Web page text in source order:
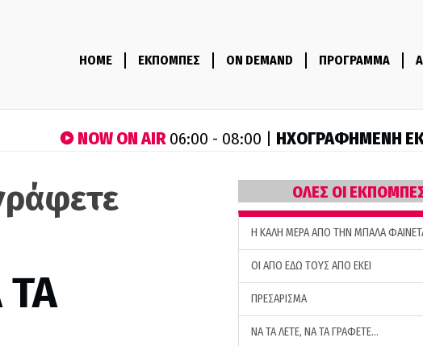
HOME ΕΚΠΟΜΠΕΣ ON DEMAND ΠΡΟΓΡΑΜΜΑ
NOW ON AIR06:00 - 08:00 | ΗΧΟΓΡΑΦΗΜΕΝΗ
ΤΑ
ΟΛΕΣ ΟΙ
H ΚΑΛΗ ΜΕΡΑ ΑΠΟ ΤΗΝ ΜΠΑΛΑ
ΟΙ ΑΠΟ ΕΔΩ ΤΟΥΣ ΑΠΟ ΕΚΕΙ
ΠΡΕΣΑΡΙΣΜΑ
ΝΑ ΤΑ ΛΕΤΕ, ΝΑ ΤΑ ΓΡΑΦΕΤΕ…